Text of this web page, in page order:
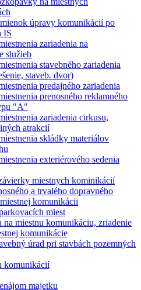
úpravy komunikácií po
IS
zariadenia na
služieb
stavebného zariadenia
staveb. dvor)
predajného zariadenia
prenosného reklamného
"A"
zariadenia cirkusu,
atrakcií
skládky materiálov
exteriérového sedenia
miestnych kominikácií
a trvalého dopravného
komunikácii
miest
na miestnu komunikáciu, zriadenie
komunikácie
úrad pri stavbách pozemných
komunikácií
majetku